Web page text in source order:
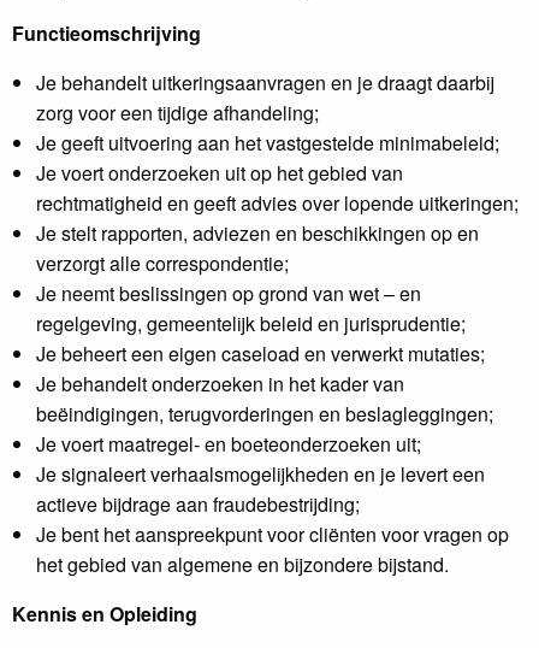
Functieomschrijving
Je behandelt uitkeringsaanvragen en je draagt daarbij
zorg voor een tijdige afhandeling;
Je geeft uitvoering aan het vastgestelde minimabeleid;
Je voert onderzoeken uit op het gebied van
rechtmatigheid en geeft advies over lopende uitkeringen;
Je stelt rapporten, adviezen en beschikkingen op en
verzorgt alle correspondentie;
Je neemt beslissingen op grond van wet – en
regelgeving, gemeentelijk beleid en jurisprudentie;
Je beheert een eigen caseload en verwerkt mutaties;
Je behandelt onderzoeken in het kader van
beëindigingen, terugvorderingen en beslagleggingen;
Je voert maatregel- en boeteonderzoeken uit;
Je signaleert verhaalsmogelijkheden en je levert een
actieve bijdrage aan fraudebestrijding;
Je bent het aanspreekpunt voor cliënten voor vragen op
het gebied van algemene en bijzondere bijstand.
Kennis en Opleiding